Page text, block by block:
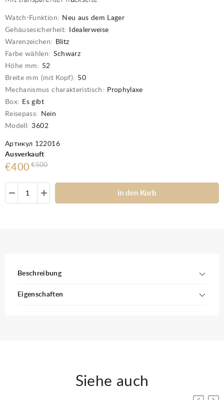
Watch-Funktion: Neu aus dem Lager
Gehäusesicherheit:
Idealerweise
Warenzeichen:
Blitz
Farbe wählen: Schwarz
Höhe mm: 52
Breite mm (mit Kopf): 50
Mechanismus charakteristisch: Prophylaxe
Box: Es gibt
Reisepass:
Nein
Modell: 3602
Артикул 122016
Ausverkauft
€400 €500
in den Korb
Beschreibung
Eigenschaften
Siehe auch